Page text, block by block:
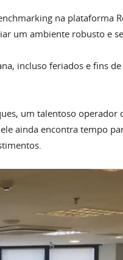
na plataforma
um ambiente robusto e
incluso feriados e fins
um talentoso
ainda encontra tempo